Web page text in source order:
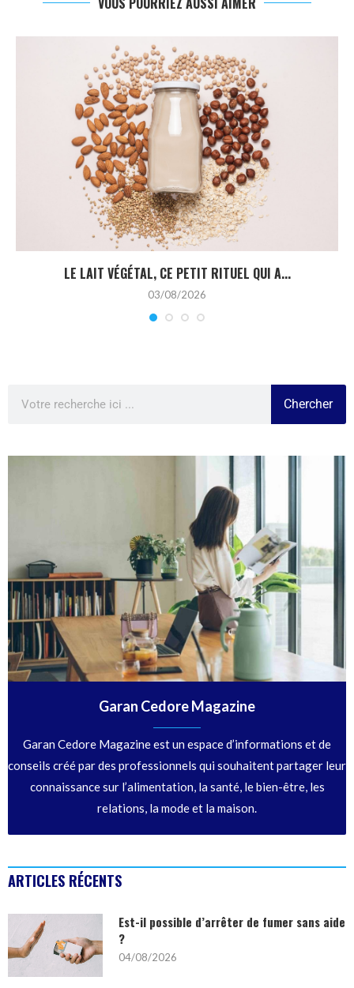
LE LAIT VÉGÉTAL, CE PETIT RITUEL QUI A...
03/08/2026
Chercher
Garan Cedore Magazine
Garan Cedore Magazine est un espace d’informations et de
conseils créé par des professionnels qui souhaitent partager leur
connaissance sur l’alimentation, la santé, le bien-être, les
relations, la mode et la maison.
ARTICLES RÉCENTS
Est-il possible d’arrêter de fumer sans aide
?
04/08/2026